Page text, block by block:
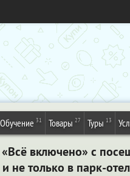
Обучение 31 Товары 27 Туры 13
включено» с
не только в парк-